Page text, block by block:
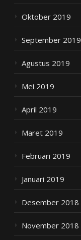
Oktober 2019
September 2019
Agustus 2019
Mei 2019
April 2019
Maret 2019
Februari 2019
Januari 2019
Desember 2018
November 2018